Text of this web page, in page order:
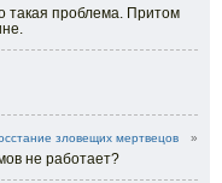
такая проблема. Притом
зловещих мертвецов »
не работает?